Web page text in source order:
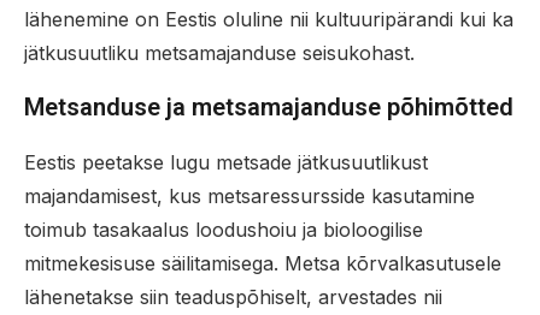
lähenemine on Eestis oluline nii kultuuripärandi kui ka
jätkusuutliku metsamajanduse seisukohast.
Metsanduse ja metsamajanduse põhimõtted
Eestis peetakse lugu metsade jätkusuutlikust
majandamisest, kus metsaressursside kasutamine
toimub tasakaalus loodushoiu ja bioloogilise
mitmekesisuse säilitamisega. Metsa kõrvalkasutusele
lähenetakse siin teaduspõhiselt, arvestades nii